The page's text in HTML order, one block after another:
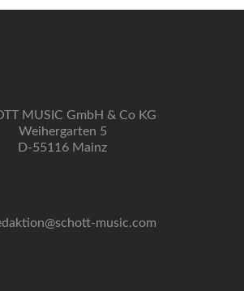
MUSIC GmbH & Co KG
Weihergarten 5
D-55116 Mainz
music.com